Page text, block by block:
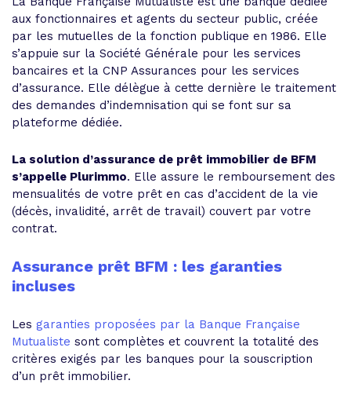
aux fonctionnaires et agents du secteur public, créée
par les mutuelles de la fonction publique en 1986. Elle
s’appuie sur la Société Générale pour les services
bancaires et la CNP Assurances pour les services
d’assurance. Elle délègue à cette dernière le traitement
des demandes d’indemnisation qui se font sur sa
plateforme dédiée.
La solution d’assurance de prêt immobilier de BFM
s’appelle Plurimmo. Elle assure le remboursement des
mensualités de votre prêt en cas d’accident de la vie
(décès, invalidité, arrêt de travail) couvert par votre
contrat.
Assurance prêt BFM : les garanties
incluses
Les garanties proposées par la Banque Française
Mutualiste sont complètes et couvrent la totalité des
critères exigés par les banques pour la souscription
d’un prêt immobilier.